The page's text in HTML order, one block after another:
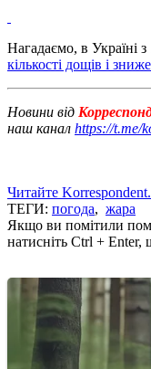
Нагадаємо, в Україні
кількості дощів і
Новини від
наш канал https://t.me/
Читайте
ТЕГИ: погода, жара
Якщо ви помітили
натисніть Ctrl +